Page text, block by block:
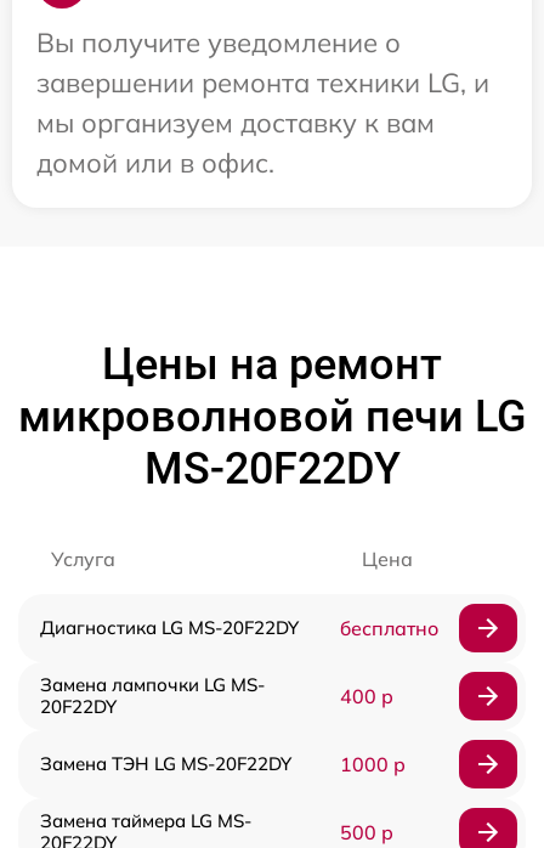
Вы получите уведомление о
завершении ремонта техники LG, и
мы организуем доставку к вам
домой или в офис.
Цены на ремонт
микроволновой печи LG
MS-20F22DY
Услуга Цена
Диагностика LG MS-20F22DY бесплатно
Замена лампочки LG MS-
20F22DY
400 р
Замена ТЭН LG MS-20F22DY 1000 р
Замена таймера LG MS-
20F22DY
500 р